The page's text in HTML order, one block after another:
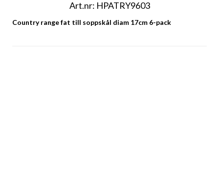
Art.nr: HPATRY9603
Country range fat till soppskål diam 17cm 6-pack